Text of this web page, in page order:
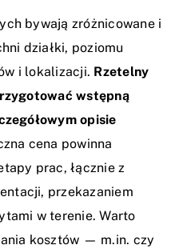
bywają zróżnicowane i
działki, poziomu
i lokalizacji. Rzetelny
wstępną
opisie
cena powinna
prac, łącznie z
przekazaniem
w terenie. Warto
kosztów — m.in. czy